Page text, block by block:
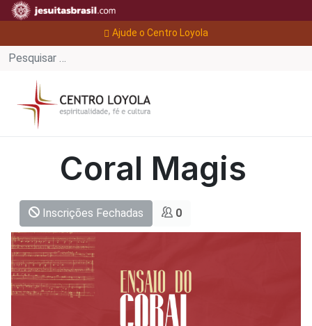
Ajude o Centro Loyola
Coral Magis
Inscrições Fechadas 0